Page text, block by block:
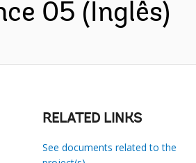
05 (Inglês)
RELATED LINKS
See documents related to the